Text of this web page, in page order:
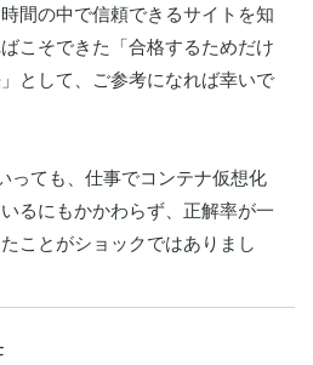
間の中で信頼できるサイトを知
こそできた「合格するためだけ
として、ご参考になれば幸いで
っても、仕事でコンテナ仮想化
るにもかかわらず、正解率が一
ことがショックではありまし